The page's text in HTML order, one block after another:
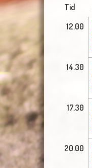
Tid
12.00
14.30
17.30
20.00